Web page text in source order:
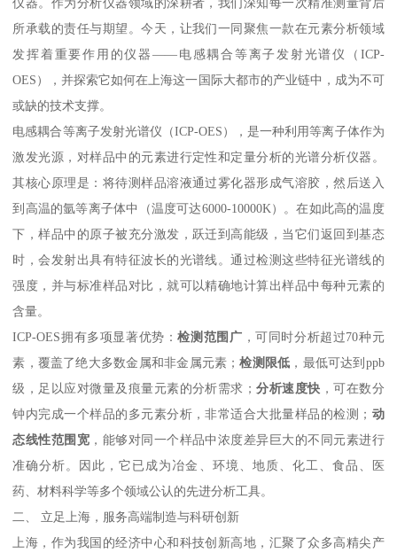
仪器。作为分析仪器领域的深耕者，我们深知每一次精准测量背后
所承载的责任与期望。今天，让我们一同聚焦一款在元素分析领域
发挥着重要作用的仪器——电感耦合等离子发射光谱仪（ICP-
OES），并探索它如何在上海这一国际大都市的产业链中，成为不可
或缺的技术支撑。
电感耦合等离子发射光谱仪（ICP-OES），是一种利用等离子体作为
激发光源，对样品中的元素进行定性和定量分析的光谱分析仪器。
其核心原理是：将待测样品溶液通过雾化器形成气溶胶，然后送入
到高温的氩等离子体中（温度可达6000-10000K）。在如此高的温度
下，样品中的原子被充分激发，跃迁到高能级，当它们返回到基态
时，会发射出具有特征波长的光谱线。通过检测这些特征光谱线的
强度，并与标准样品对比，就可以精确地计算出样品中每种元素的
含量。
ICP-OES拥有多项显著优势：检测范围广 ，可同时分析超过70种元
素，覆盖了绝大多数金属和非金属元素；检测限低 ，最低可达到ppb
级，足以应对微量及痕量元素的分析需求； 分析速度快 ，可在数分
钟内完成一个样品的多元素分析，非常适合大批量样品的检测； 动
态线性范围宽 ，能够对同一个样品中浓度差异巨大的不同元素进行
准确分析。因此，它已成为冶金、环境、地质、化工、食品、医
药、材料科学等多个领域公认的先进分析工具。
二、 立足上海，服务高端制造与科研创新
上海，作为我国的经济中心和科技创新高地，汇聚了众多高精尖产